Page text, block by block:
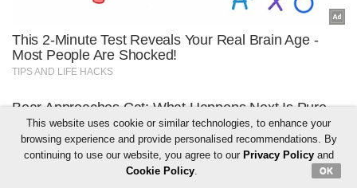
This website uses cookie or similar technologies, to enhance your
browsing experience and provide personalised recommendations. By
continuing to use our website, you agree to our Privacy Policyand
Cookie Policy. OK